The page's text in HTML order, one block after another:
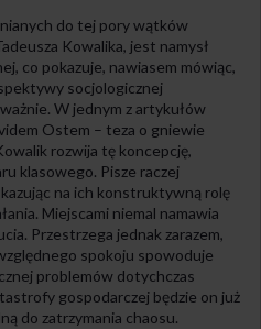
do tej pory wątków
Kowalika, jest namysł
co pokazuje, nawiasem mówiąc,
socjologicznej
W jednym z artykułów
Ostem – teza o gniewie
rozwija tę koncepcję,
klasowego. Pisze raczej
na ich konstruktywną rolę
Miejscami niemal namawia
Przestrzega jednak zarazem,
spokoju spowoduje
problemów dotychczas
gospodarczej będzie on już
do zatrzymania chaosu.